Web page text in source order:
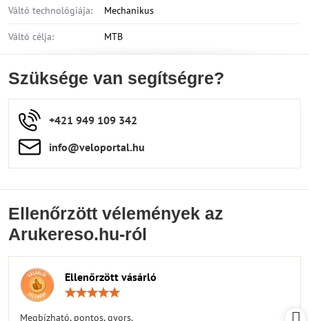
Váltó technológiája: Mechanikus
Váltó célja: MTB
Szüksége van segítségre?
+421 949 109 342
info​​@veloportal​.hu
Ellenőrzött vélemények az
Arukereso.hu-ról
Ellenőrzött vásárló
Megbízható, pontos, gyors.